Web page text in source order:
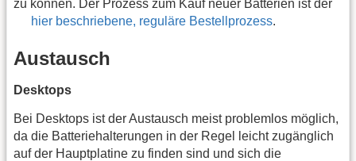
zu können. Der Prozess zum Kauf neuer Batterien ist der
hier beschriebene, reguläre Bestellprozess.
Austausch
Desktops
Bei Desktops ist der Austausch meist problemlos möglich,
da die Batteriehalterungen in der Regel leicht zugänglich
auf der Hauptplatine zu finden sind und sich die